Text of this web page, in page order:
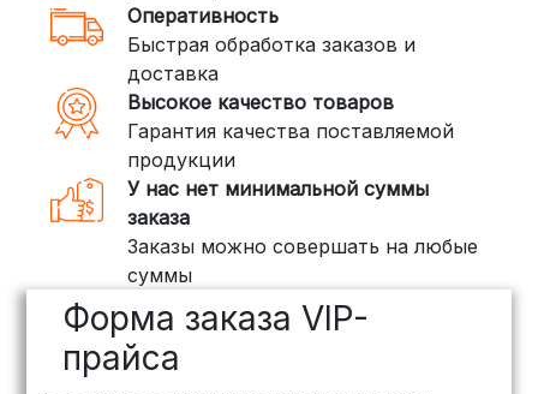
3. Доставка крупногабаритных грузов
(ПЭК, КИТ, Байкал Сервис)
Если ваш заказ включает большие или
тяжелые товары, мы рекомендуем
воспользоваться услугами компаний,
специализирующихся на доставке
грузов:
ПЭК: Сроки доставки — от 3 до 10
дней, стоимость рассчитывается
индивидуально (минимум
рублей
Оперативность
Быстрая обработка заказов и
доставка
Высокое качество товаров
Гарантия качества поставляемой
продукции
У нас нет минимальной суммы
заказа
Заказы можно совершать на любые
суммы
Форма заказа VIP-
прайса